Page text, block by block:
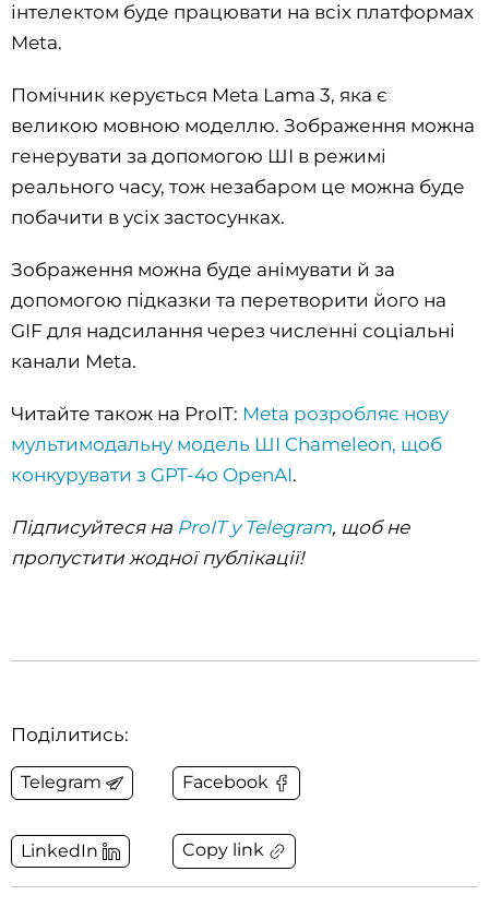
інтелектом буде працювати на всіх платформах
Meta.
Помічник керується Meta Lama 3, яка є
великою мовною моделлю. Зображення можна
генерувати за допомогою ШІ в режимі
реального часу, тож незабаром це можна буде
побачити в усіх застосунках.
Зображення можна буде анімувати й за
допомогою підказки та перетворити його на
GIF для надсилання через численні соціальні
канали Meta.
Читайте також на ProIT: Meta розробляє нову
мультимодальну модель ШІ Chameleon, щоб
конкурувати з GPT-4o OpenAI.
Підписуйтеся на ProIT у Telegram, щоб не
пропустити жодної публікації!
Поділитись:
Telegram Facebook
LinkedIn Copy link